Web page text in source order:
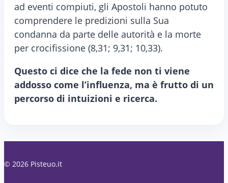
ad eventi compiuti, gli Apostoli hanno potuto
comprendere le predizioni sulla Sua
condanna da parte delle autorità e la morte
per crocifissione (8,31; 9,31; 10,33).
Questo ci dice che la fede non ti viene
addosso come l’influenza, ma è frutto di un
percorso di intuizioni e ricerca.
© 2026 Pisteuo.it